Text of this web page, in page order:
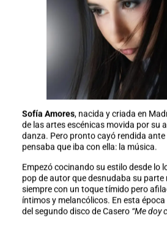
Sofía Amores, nacida y criada en
de las artes escénicas movida por su
danza. Pero pronto cayó rendida
pensaba que iba con ella: la música.
Empezó cocinando su estilo desde lo
pop de autor que desnudaba su parte
siempre con un toque tímido pero
íntimos y melancólicos. En esta
del segundo disco de Casero “Me doy